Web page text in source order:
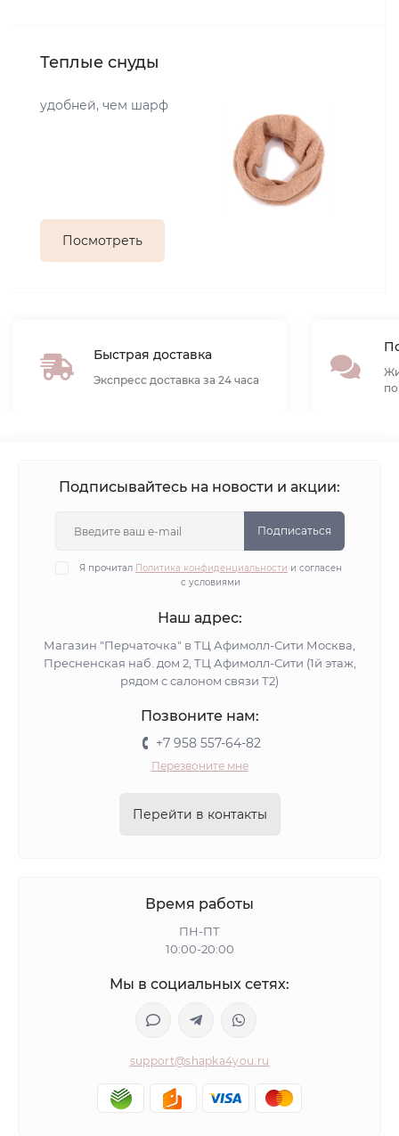
Теплые снуды
удобней, чем шарф
Посмотреть
Быстрая доставка
Экспресс доставка за 24 часа
Подписывайтесь на новости и акции:
Подписаться
Я прочитал Политика конфиденциальности и согласен
с условиями
Наш адрес:
Магазин "Перчаточка" в ТЦ Афимолл-Сити Москва,
Пресненская наб. дом 2, ТЦ Афимолл-Сити (1й этаж,
рядом с салоном связи Т2)
Позвоните нам:
+7 958 557-64-82
Перезвоните мне
Перейти в контакты
Время работы
ПН-ПТ
10:00-20:00
Мы в социальных сетях:
support@shapka4you.ru